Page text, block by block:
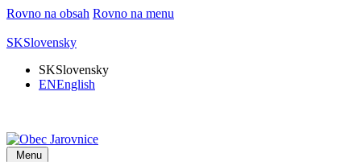
Rovno na obsah Rovno na menu
SKSlovensky
SKSlovensky
ENEnglish
Menu